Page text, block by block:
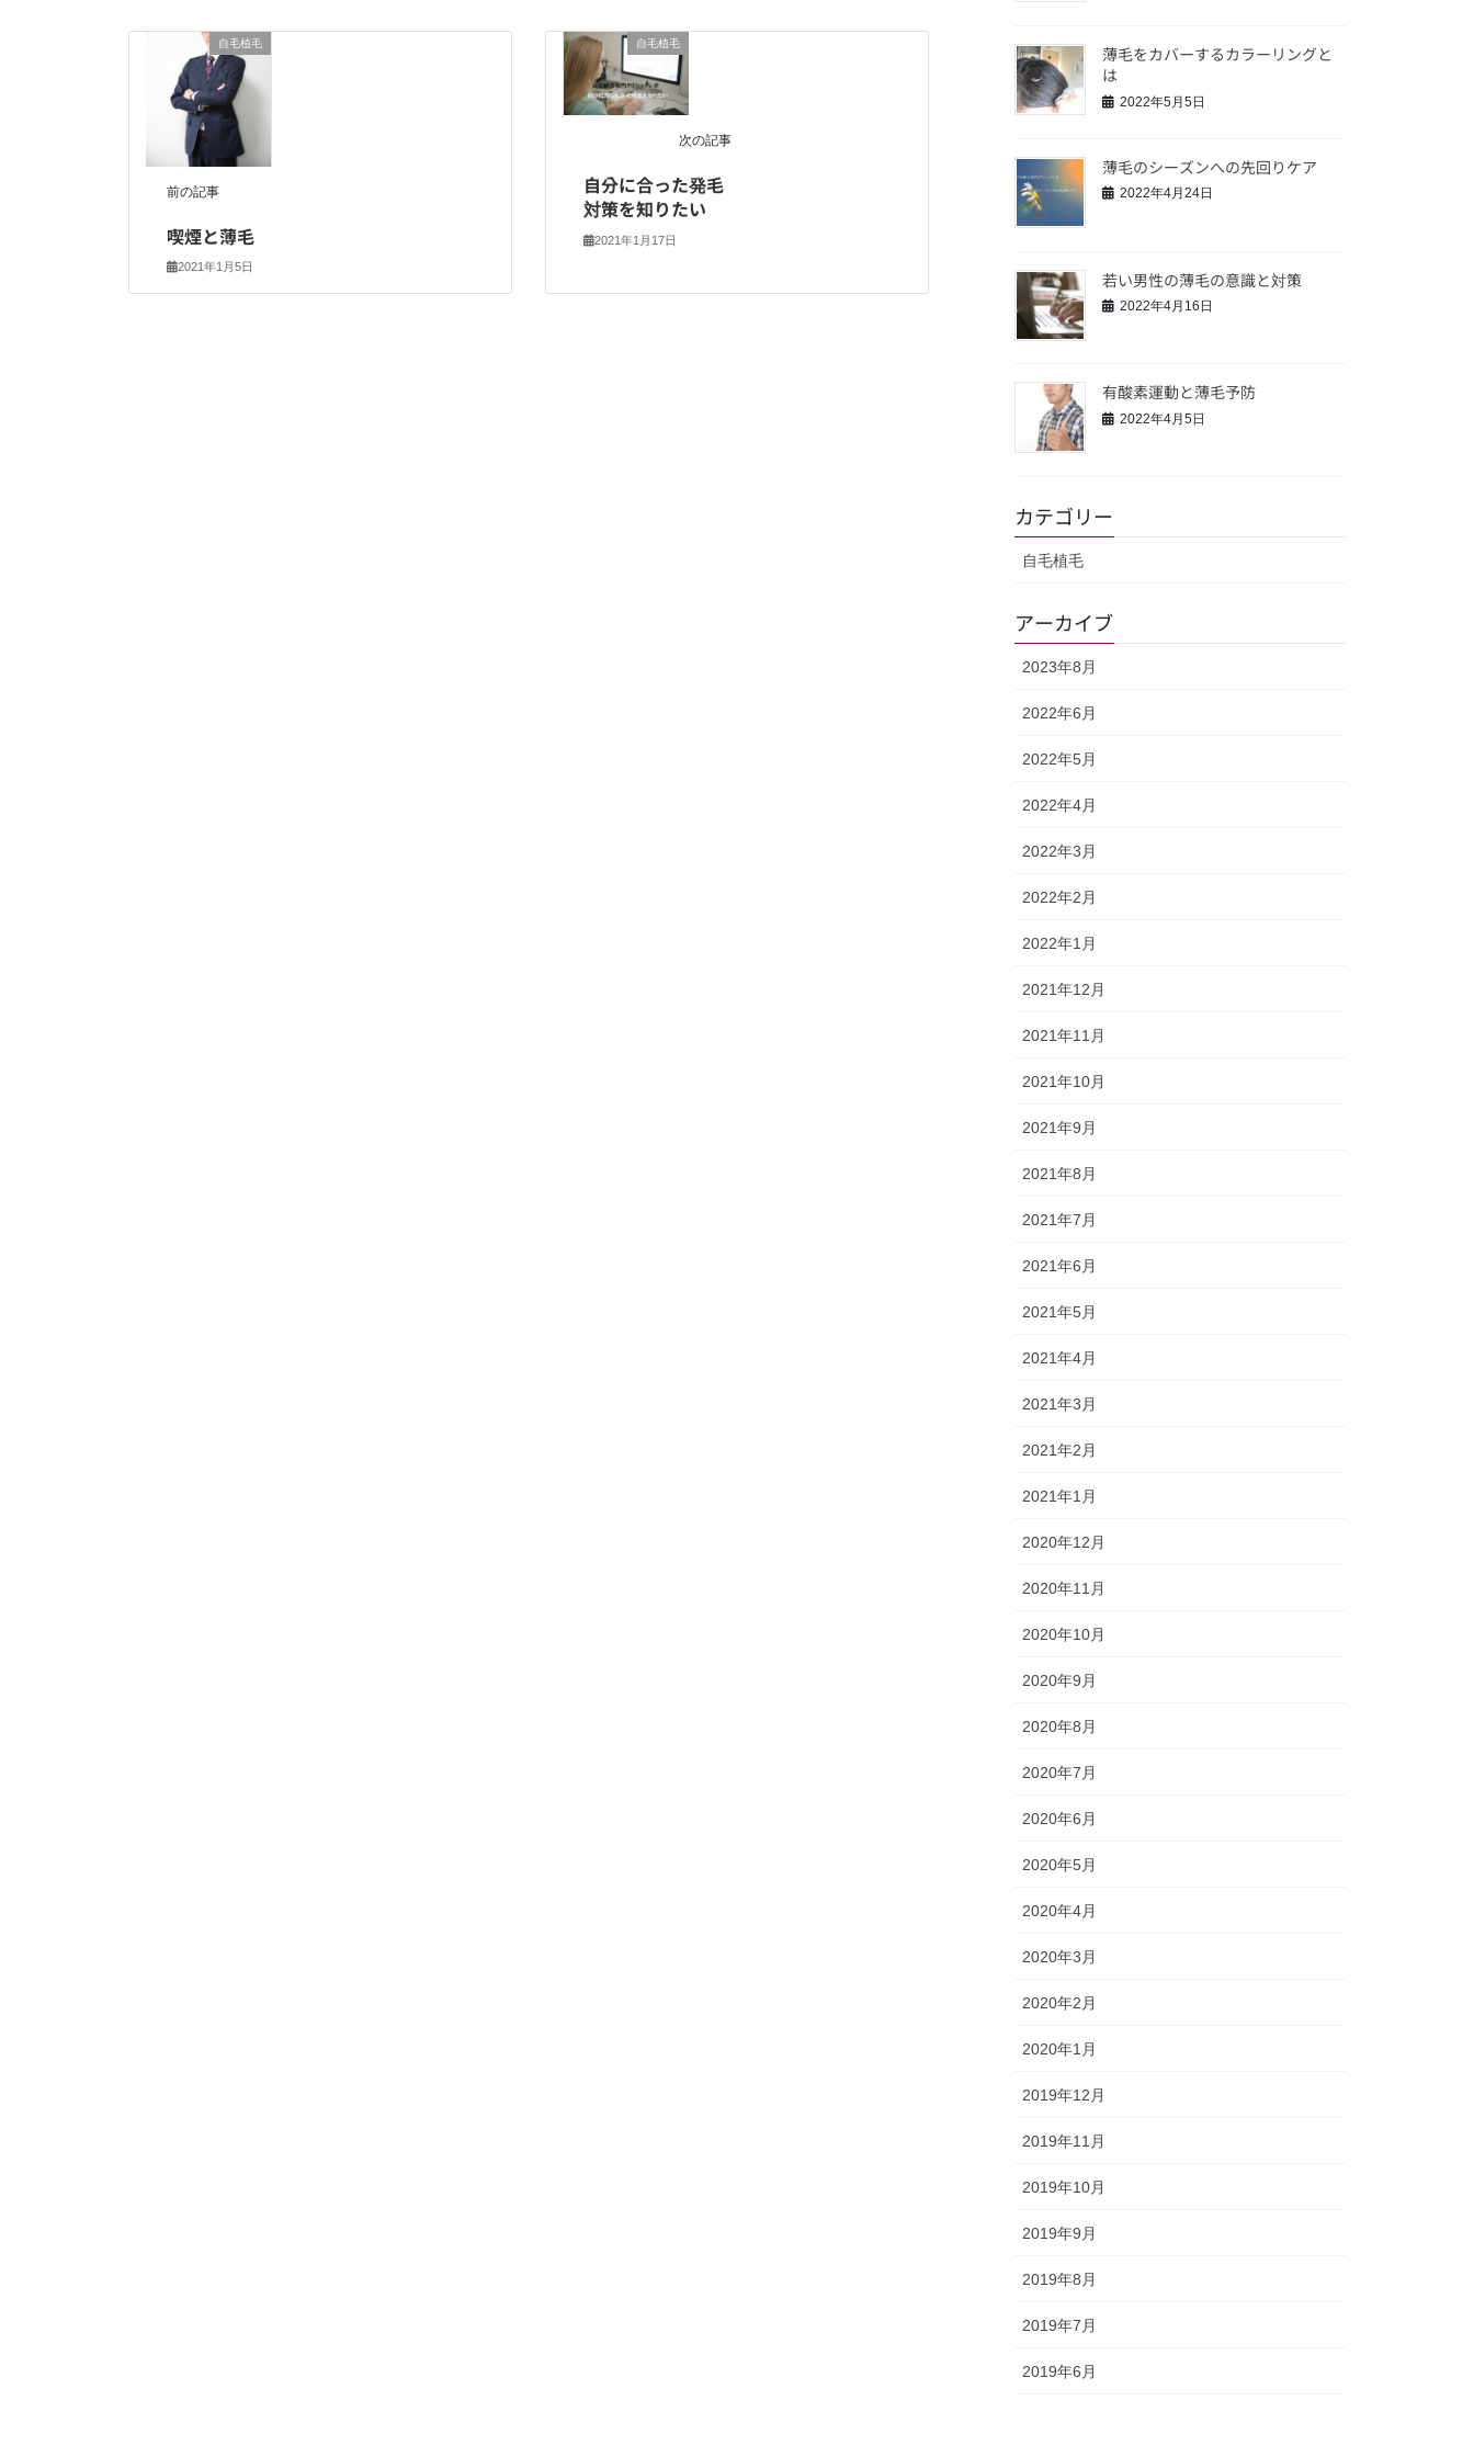
自毛植毛
前の記事
喫煙と薄毛
2021年1月5日
自毛植毛
次の記事
自分に合った発毛
対策を知りたい
2021年1月17日
薄毛をカバーするカラーリングと
は
2022年5月5日
薄毛のシーズンへの先回りケア
2022年4月24日
若い男性の薄毛の意識と対策
2022年4月16日
有酸素運動と薄毛予防
2022年4月5日
カテゴリー
自毛植毛
アーカイブ
2023年8月
2022年6月
2022年5月
2022年4月
2022年3月
2022年2月
2022年1月
2021年12月
2021年11月
2021年10月
2021年9月
2021年8月
2021年7月
2021年6月
2021年5月
2021年4月
2021年3月
2021年2月
2021年1月
2020年12月
2020年11月
2020年10月
2020年9月
2020年8月
2020年7月
2020年6月
2020年5月
2020年4月
2020年3月
2020年2月
2020年1月
2019年12月
2019年11月
2019年10月
2019年9月
2019年8月
2019年7月
2019年6月